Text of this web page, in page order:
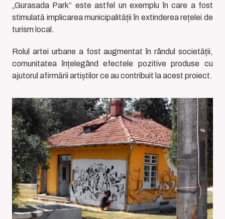
„Gurasada Park” este astfel un exemplu în care a fost
stimulată implicarea municipalității în extinderea rețelei de
turism local.
Rolul artei urbane a fost augmentat în rândul societății,
comunitatea înțelegând efectele pozitive produse cu
ajutorul afirmării artiștilor ce au contribuit la acest proiect.